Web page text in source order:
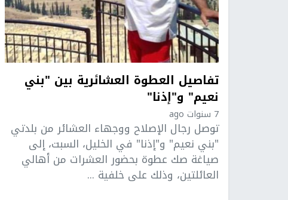
تفاصيل العطوة العشائرية بين "بني
نعيم" و"إذنا"
7 سنوات ago
توصل رجال الإصلاح ووجهاء العشائر من بلدتي
"بني نعيم" و"إذنا" في الخليل، السبت، إلى
صياغة صك عطوة بحضور العشرات من أهالي
العائلتين، وذلك على خلفية ...